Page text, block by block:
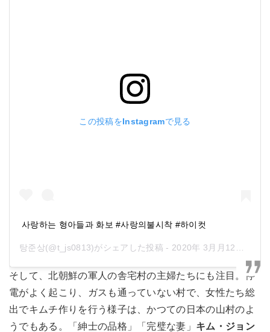
この投稿をInstagramで見る
사랑하는 형아들과 화보 #사랑의불시착 #하이컷
탕준상(@t_js0813)がシェアした投稿 - 2020年 3月月12日午後10時46分PDT
そして、北朝鮮の軍人の舎宅村の主婦たちにも注目。停
電がよく起こり、ガスも通っていない村で、女性たち総
出でキムチ作りを行う様子は、かつての日本の山村のよ
うでもある。「紳士の品格」「完璧な妻」 キム・ジョン